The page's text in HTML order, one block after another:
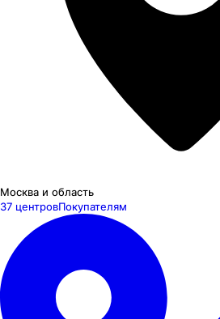
Москва и область
37 центровПокупателям